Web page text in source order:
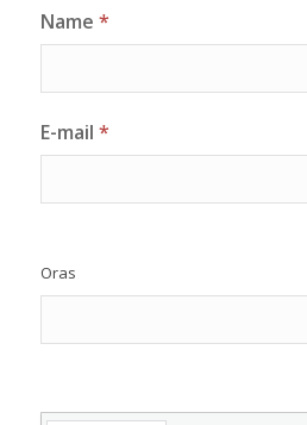
Name *
E-mail *
Oras